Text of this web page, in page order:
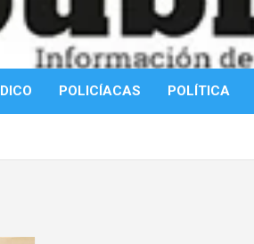
POLICÍACAS POLÍTICA